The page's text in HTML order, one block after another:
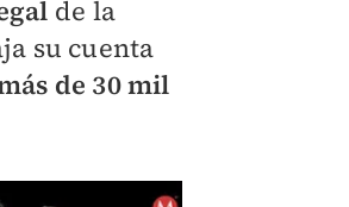
de la
su cuenta
de 30 mil